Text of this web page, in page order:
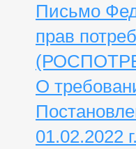
Письмо
прав
О
01.02.2022